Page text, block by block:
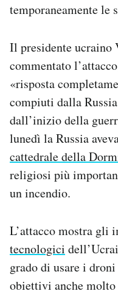
temporaneamente le
Il presidente ucraino
commentato
«risposta
compiuti dalla
dall’inizio della
lunedì la Russia
cattedrale della
religiosi più
un incendio.
L’attacco mostra gli
tecnologici
grado di usare i
obiettivi anche